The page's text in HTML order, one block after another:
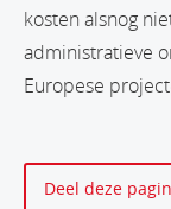
kosten alsnog
administratieve
Europese
Deel deze